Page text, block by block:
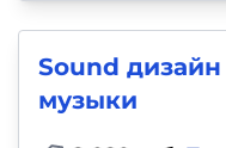
Sound
музыки